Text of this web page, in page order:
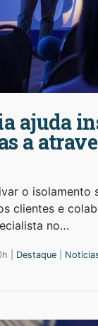
ajuda
a
o isolamento
clientes e
no…
| Destaque